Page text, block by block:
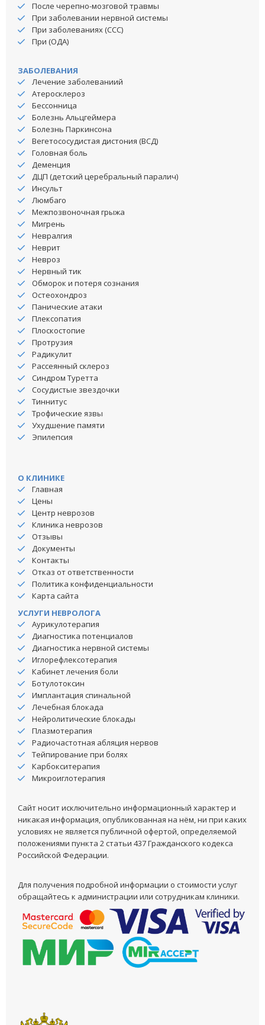
После черепно-мозговой травмы
При заболевании нервной системы
При заболеваниях (ССС)
При (ОДА)
ЗАБОЛЕВАНИЯ
Лечение заболеваниий
Атеросклероз
Бессонница
Болезнь Альцгеймера
Болезнь Паркинсона
Вегетососудистая дистония (ВСД)
Головная боль
Деменция
ДЦП (детский церебральный паралич)
Инсульт
Люмбаго
Межпозвоночная грыжа
Мигрень
Невралгия
Неврит
Невроз
Нервный тик
Обморок и потеря сознания
Остеохондроз
Панические атаки
Плексопатия
Плоскостопие
Протрузия
Радикулит
Рассеянный склероз
Синдром Туретта
Сосудистые звездочки
Тиннитус
Трофические язвы
Ухудшение памяти
Эпилепсия
О КЛИНИКЕ
Главная
Цены
Центр неврозов
Клиника неврозов
Отзывы
Документы
Контакты
Отказ от ответственности
Политика конфиденциальности
Карта сайта
УСЛУГИ НЕВРОЛОГА
Аурикулотерапия
Диагностика потенциалов
Диагностика нервной системы
Иглорефлексотерапия
Кабинет лечения боли
Ботулотоксин
Имплантация спинальной
Лечебная блокада
Нейролитические блокады
Плазмотерапия
Радиочастотная абляция нервов
Тейпирование при болях
Карбокситерапия
Микроиглотерапия
Сайт носит исключительно информационный характер и
никакая информация, опубликованная на нём, ни при каких
условиях не является публичной офертой, определяемой
положениями пункта 2 статьи 437 Гражданского кодекса
Российской Федерации.
Для получения подробной информации о стоимости услуг
обращайтесь к администрации или сотрудникам клиники.